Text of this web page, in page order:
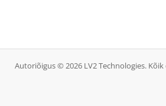
Autoriõigus © 2026 LV2 Technologies.